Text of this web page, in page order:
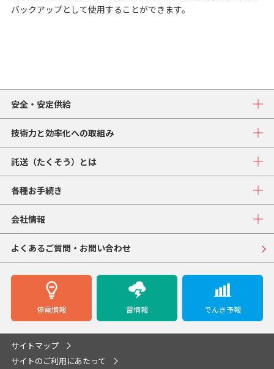
バックアップとして使用することができます。
安全・安定供給
技術力と効率化への取組み
託送（たくそう）とは
各種お手続き
会社情報
よくあるご質問・お問い合わせ
停電情報 雷情報 でんき予報
サイトマップ
サイトのご利用にあたって